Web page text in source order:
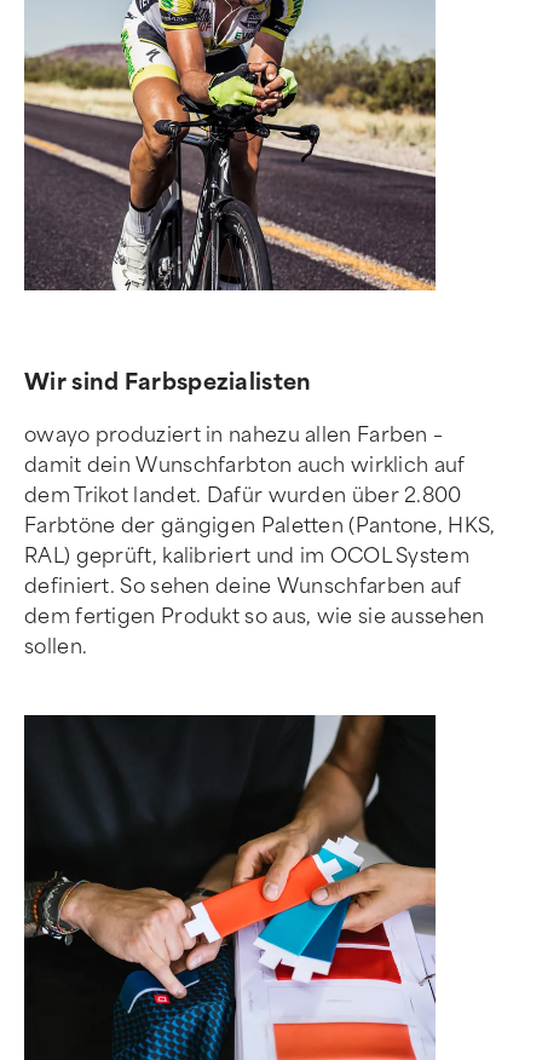
Wir sind Farbspezialisten
owayo produziert in nahezu allen Farben –
damit dein Wunschfarbton auch wirklich auf
dem Trikot landet. Dafür wurden über 2.800
Farbtöne der gängigen Paletten (Pantone, HKS,
RAL) geprüft, kalibriert und im OCOL System
definiert. So sehen deine Wunschfarben auf
dem fertigen Produkt so aus, wie sie aussehen
sollen.